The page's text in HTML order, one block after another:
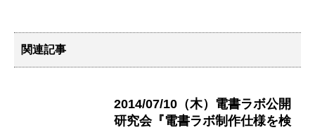
関連記事
2014/07/10（木）電書ラボ公開
研究会『電書ラボ制作仕様を検